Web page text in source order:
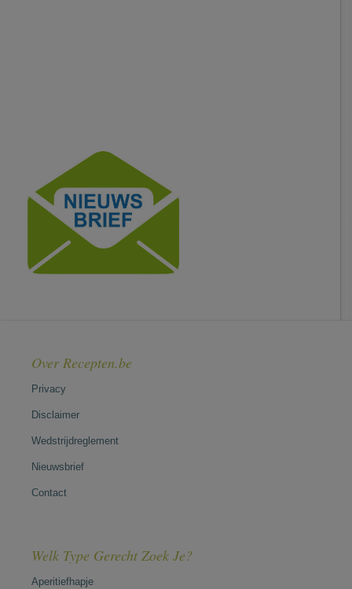
Over Recepten.be
Privacy
Disclaimer
Wedstrijdreglement
Nieuwsbrief
Contact
Welk Type Gerecht Zoek Je?
Aperitiefhapje